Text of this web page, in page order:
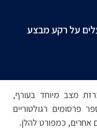
על רקע מבצע
מצב מיוחד בעורף,
פרסומים רגולטוריים
אחרים, כמפורט להלן.